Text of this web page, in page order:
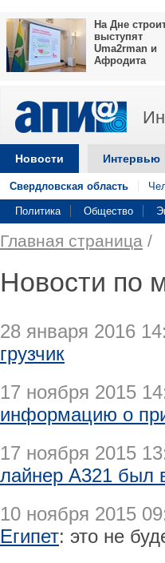
На Дне
выступят
Uma2rman и
Афродита
Новости Интервью
Свердловская область
Политика Общество
Главная страница /
Новости по
28 января 2016
грузчик
17 ноября 2015
информацию о
17 ноября 2015
лайнер А321 был
10 ноября 2015
Египет: это не